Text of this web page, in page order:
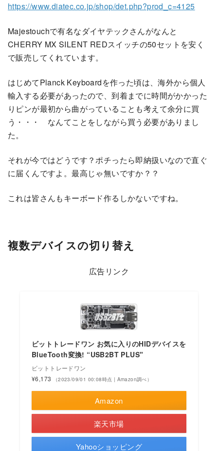
https://www.diatec.co.jp/shop/det.php?prod_c=4125
Majestouchで有名なダイヤテックさんがなんと
CHERRY MX SILENT REDスイッチの50セットを安く
で販売してくれています。
はじめてPlanck Keyboardを作った頃は、海外から個人
輸入する必要があったので、到着までに時間がかかった
りピンが最初から曲がっていることも考えて余分に買
う・・・ なんてことをしながら買う必要がありまし
た。
それが今ではどうです？ポチったら即納扱いなので直ぐ
に届くんですよ。最高じゃ無いですか？？
これは皆さんもキーボード作るしかないですね。
複数デバイスの切り替え
広告リンク
ビットトレードワン お気に入りのHIDデバイスを
BlueTooth変換! “USB2BT PLUS"
ビットトレードワン
¥6,173
（2023/09/01 00:08時点 | Amazon調べ）
Amazon
楽天市場
Yahooショッピング